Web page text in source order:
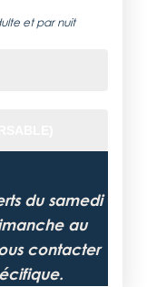
et par nuit
du samedi
au
contacter